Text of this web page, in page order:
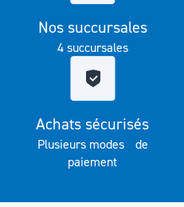
Nos succursales
4 succursales
Achats sécurisés
Plusieurs modes de
paiement